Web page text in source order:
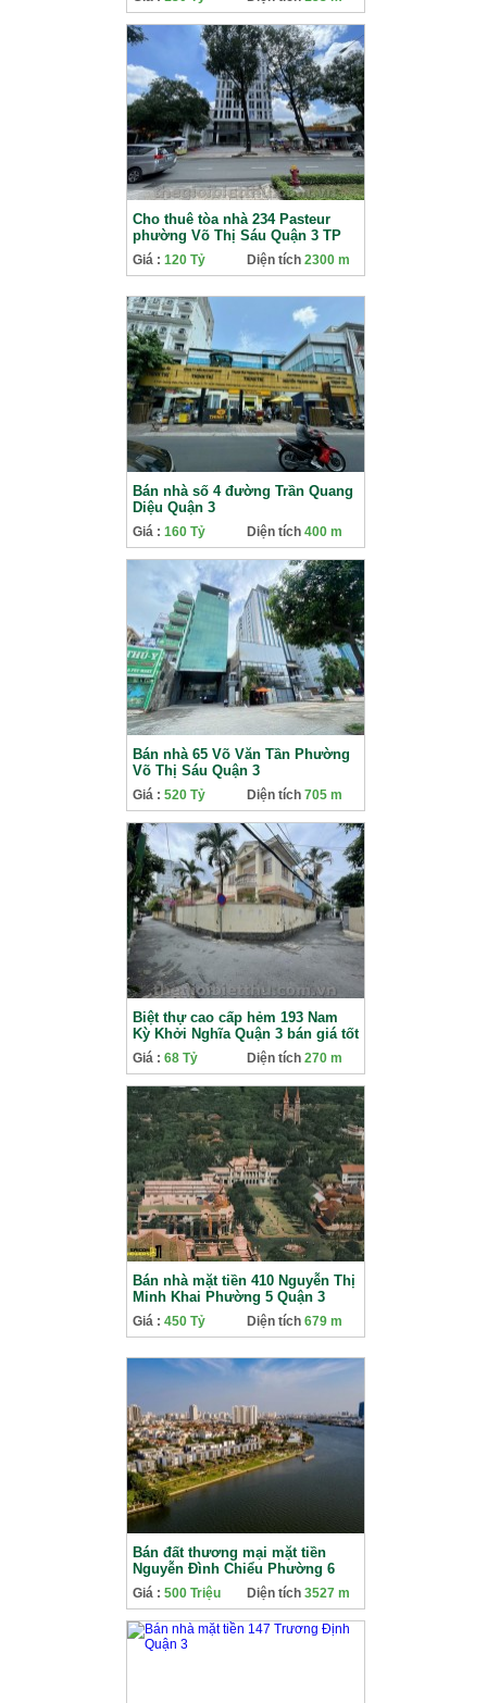
Cho thuê tòa nhà 234 Pasteur
phường Võ Thị Sáu Quận 3 TP
Hồ Chí Minh
Giá : 120 Tỷ Diện tích 2300 m
Bán nhà số 4 đường Trần Quang
Diệu Quận 3
Giá : 160 Tỷ Diện tích 400 m
Bán nhà 65 Võ Văn Tần Phường
Võ Thị Sáu Quận 3
Giá : 520 Tỷ Diện tích 705 m
Biệt thự cao cấp hẻm 193 Nam
Kỳ Khởi Nghĩa Quận 3 bán giá tốt
Giá : 68 Tỷ Diện tích 270 m
Bán nhà mặt tiền 410 Nguyễn Thị
Minh Khai Phường 5 Quận 3
Giá : 450 Tỷ Diện tích 679 m
Bán đất thương mại mặt tiền
Nguyễn Đình Chiểu Phường 6
Quận 3
Giá : 500 Triệu Diện tích 3527 m